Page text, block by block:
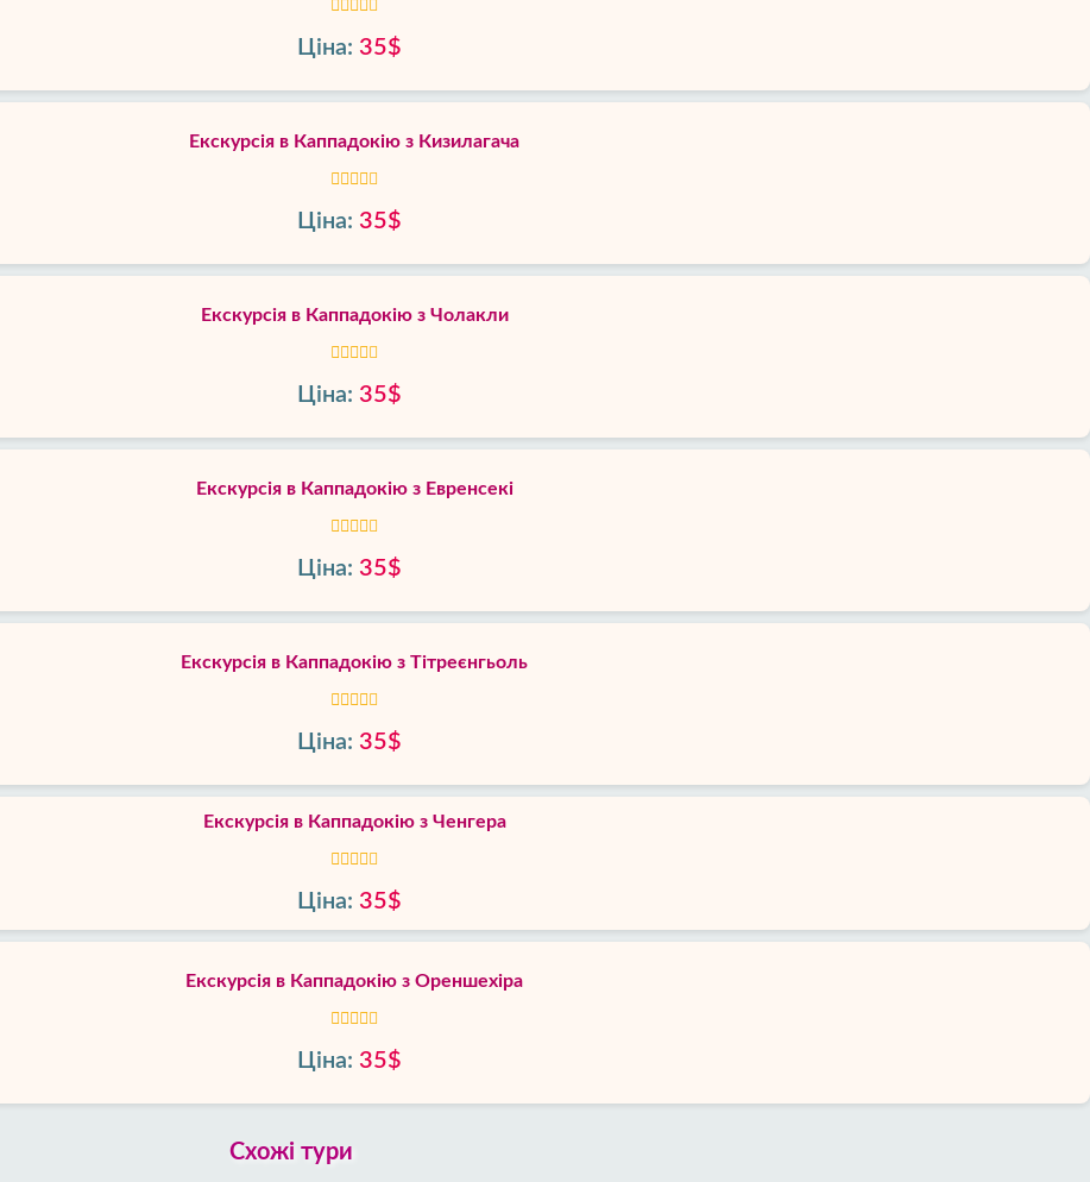
Ціна: 35$
Екскурсія в Каппадокію з Кизилагача
Ціна: 35$
Екскурсія в Каппадокію з Чолакли
Ціна: 35$
Екскурсія в Каппадокію з Евренсекі
Ціна: 35$
Екскурсія в Каппадокію з Тітреєнгьоль
Ціна: 35$
Екскурсія в Каппадокію з Ченгера
Ціна: 35$
Екскурсія в Каппадокію з Ореншехіра
Ціна: 35$
Схожі тури